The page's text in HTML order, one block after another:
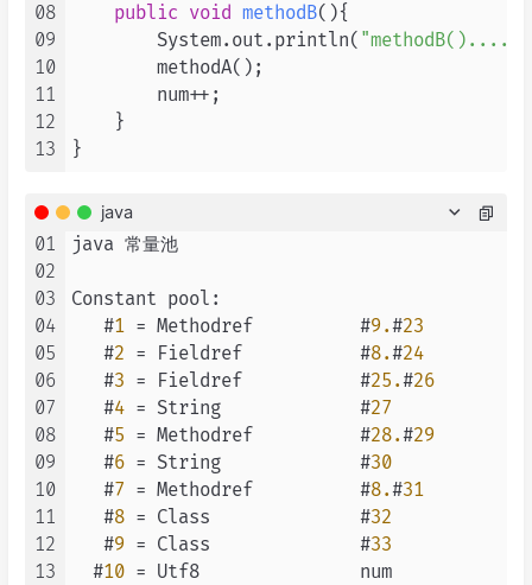
08
09
10
11
12
13
public void methodB(){
        System.out.println(
"methodB()...."
        methodA();
        num++;
    }
java
01
02
03
04
05
06
07
08
09
10
11
12
13
java 常量池
   #
1 = Methodref          #9.#23
   #
2 = Fieldref           #8.#24
   #
3 = Fieldref           #25.#26
   #
4 = String             #27
   #
5 = Methodref          #28.#29
   #
6 = String             #30
   #
7 = Methodref          #8.#31
   #
8 = Class              #32
   #
9 = Class              #33
  #
10 = Utf8               num